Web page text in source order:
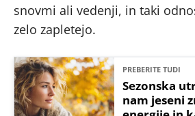
snovmi ali vedenji, in taki
zelo zapletejo.
PREBERITE TUDI
Sezonska
nam jeseni